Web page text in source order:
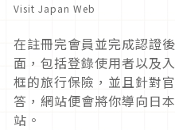
Visit Japan Web
在註冊完會員並完成認證
面，包括登錄使用者以及
框的旅行保險，並且針對
答，網站便會將你導向日
站。